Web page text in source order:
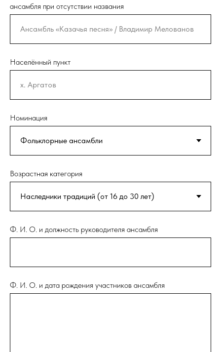
ансамбля при отсутствии названия
Населённый пункт
Номинация
Возрастная категория
Ф. И. О. и должность руководителя ансамбля
Ф. И. О. и дата рождения участников ансамбля